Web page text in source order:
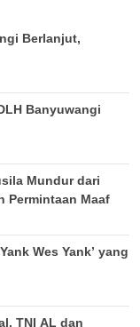
Berlanjut,
Banyuwangi
Mundur dari
Permintaan Maaf
Wes Yank’ yang
TNI AL dan